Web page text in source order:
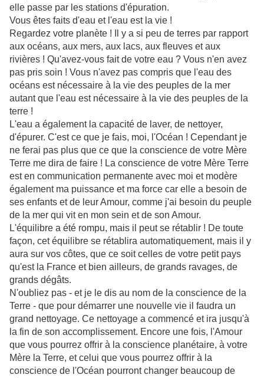
elle passe par les stations d'épuration.
Vous êtes faits d'eau et l'eau est la vie !
Regardez votre planète ! Il y a si peu de terres par rapport
aux océans, aux mers, aux lacs, aux fleuves et aux
rivières ! Qu'avez-vous fait de votre eau ? Vous n'en avez
pas pris soin ! Vous n'avez pas compris que l'eau des
océans est nécessaire à la vie des peuples de la mer
autant que l'eau est nécessaire à la vie des peuples de la
terre !
L'eau a également la capacité de laver, de nettoyer,
d'épurer. C'est ce que je fais, moi, l'Océan ! Cependant je
ne ferai pas plus que ce que la conscience de votre Mère
Terre me dira de faire ! La conscience de votre Mère Terre
est en communication permanente avec moi et modère
également ma puissance et ma force car elle a besoin de
ses enfants et de leur Amour, comme j'ai besoin du peuple
de la mer qui vit en mon sein et de son Amour.
L'équilibre a été rompu, mais il peut se rétablir ! De toute
façon, cet équilibre se rétablira automatiquement, mais il y
aura sur vos côtes, que ce soit celles de votre petit pays
qu'est la France et bien ailleurs, de grands ravages, de
grands dégâts.
N'oubliez pas - et je le dis au nom de la conscience de la
Terre - que pour démarrer une nouvelle vie il faudra un
grand nettoyage. Ce nettoyage a commencé et ira jusqu'à
la fin de son accomplissement. Encore une fois, l'Amour
que vous pourrez offrir à la conscience planétaire, à votre
Mère la Terre, et celui que vous pourrez offrir à la
conscience de l'Océan pourront changer beaucoup de